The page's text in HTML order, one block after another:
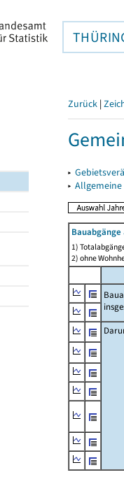
Zurück |
▸
▸
1)
2) ohne